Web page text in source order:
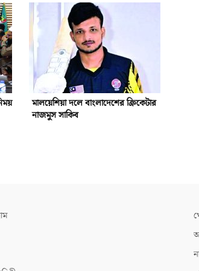
মালয়েশিয়া দলে বাংলাদেশের ক্রিকেটার
নাজমুস সাকিব